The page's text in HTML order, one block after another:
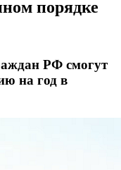
порядке
РФ смогут
на год в